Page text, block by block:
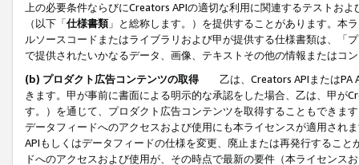
上の必要条件ならびにCreators APIの適切な利用に関連するテストお
（以下「仕様書類」と総称します。）を提供することがあります。本
ルソースコードまたはライブラリおよび甲が提供する仕様書類は、「
で提供されたいかなるデータ、画像、テキストその他の情報またはコ
(b) プロダクト広告コンテンツの取得
乙は、Creators APIまたはPA
きます。甲が事前に書面による明示的な承認をした場合、乙は、甲が
す。）を通じて、プロダクト広告コンテンツを取得することもできま
データフィードへのアクセスおよび使用にも本ライセンスが適用され
APIもしくはデータフィードの仕様を変更、廃止または再発行するこ
ドへのアクセスおよび使用が、その時点で最新の要件（本ライセン